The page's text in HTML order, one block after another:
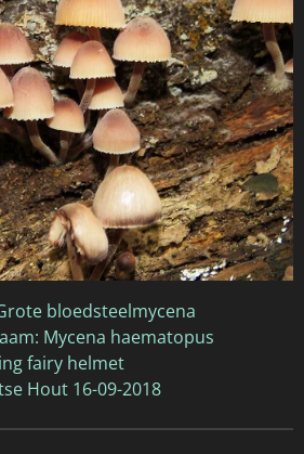
bloedsteelmycena
Mycena haematopus
fairy helmet
Hout 16-09-2018